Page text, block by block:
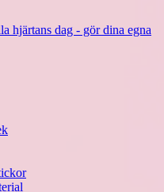
hjärtans dag - gör dina egna